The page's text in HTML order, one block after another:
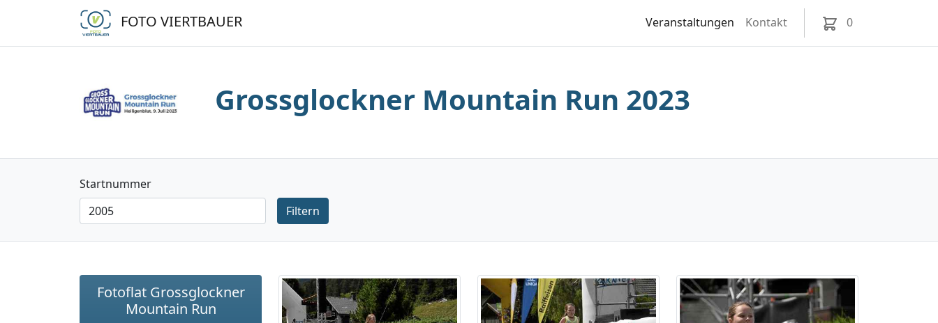
FOTO VIERTBAUER Veranstaltungen Kontakt 0
Grossglockner Mountain Run 2023
Startnummer
Filtern
Fotoflat Grossglockner
Mountain Run